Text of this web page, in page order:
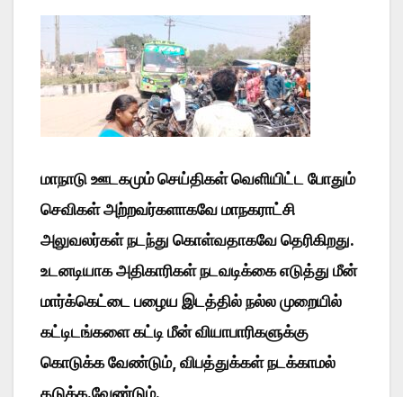
மாநாடு ஊடகமும் செய்திகள் வெளியிட்ட போதும்
செவிகள் அற்றவர்களாகவே மாநகராட்சி
அலுவலர்கள் நடந்து கொள்வதாகவே தெரிகிறது.
உடனடியாக அதிகாரிகள் நடவடிக்கை எடுத்து மீன்
மார்க்கெட்டை பழைய இடத்தில் நல்ல முறையில்
கட்டிடங்களை கட்டி மீன் வியாபாரிகளுக்கு
கொடுக்க வேண்டும், விபத்துக்கள் நடக்காமல்
தடுக்க.வேண்டும்.